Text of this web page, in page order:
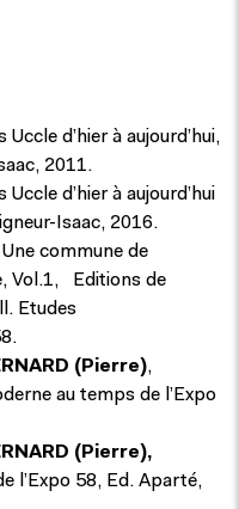
Uccle d’hier à aujourd’hui,
2011.
Uccle d’hier à aujourd’hui
Isaac, 2016.
Une commune de
Vol.1, Editions de
Etudes
(Pierre),
au temps de l’Expo
(Pierre),
l’Expo 58, Ed. Aparté,